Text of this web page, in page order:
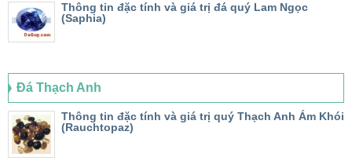
Thông tin đặc tính và giá trị đá quý Lam Ngọc
(Saphia)
Đá Thạch Anh
Thông tin đặc tính và giá trị quý Thạch Anh Ám Khói
(Rauchtopaz)